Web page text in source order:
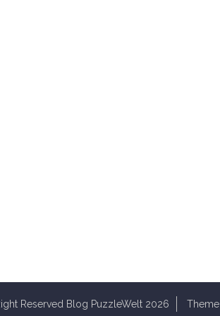
Reserved Blog PuzzleWelt 2026 Theme